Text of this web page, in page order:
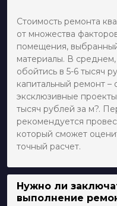
Стоимость ремонта
от множества
помещения,
материалы. В
обойтись в 5-6 тысяч
капитальный ремонт –
эксклюзивные
тысяч рублей за м?.
рекомендуется
который сможет
точный расчет.
Нужно ли
выполнение